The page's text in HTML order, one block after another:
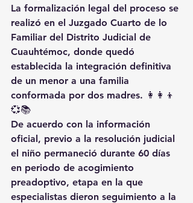
La formalización legal del proceso se
realizó en el Juzgado Cuarto de lo
Familiar del Distrito Judicial de
Cuauhtémoc, donde quedó
establecida la integración definitiva
de un menor a una familia
conformada por dos madres. 👩‍👩‍👦
💞📚
De acuerdo con la información
oficial, previo a la resolución judicial
el niño permaneció durante 60 días
en periodo de acogimiento
preadoptivo, etapa en la que
especialistas dieron seguimiento a la